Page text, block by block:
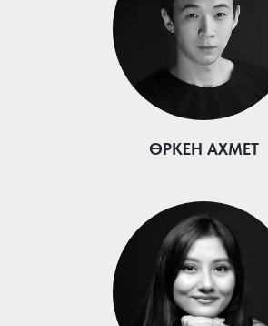
ӨРКЕН АХМЕТ